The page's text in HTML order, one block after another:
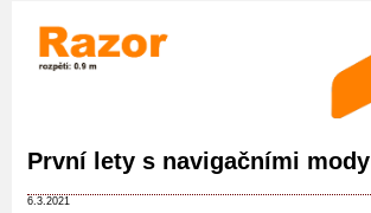
První lety s navigačními mody
6.3.2021